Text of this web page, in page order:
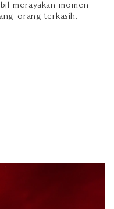
merayakan momen
orang terkasih.